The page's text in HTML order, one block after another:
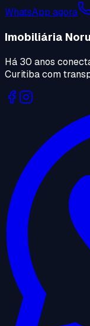
WhatsApp agora
Imobiliária
Há 30 anos
Curitiba com